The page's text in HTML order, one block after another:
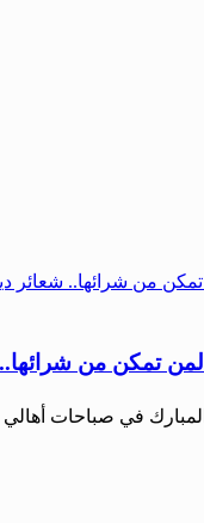
تمكن من شرائها..
في صباحات أهالي